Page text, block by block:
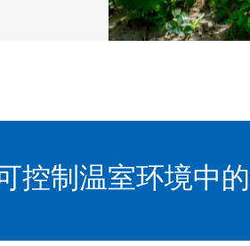
控制温室环境中